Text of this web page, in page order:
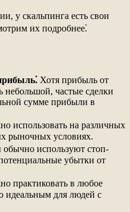
у скальпинга есть свои
их подробнее⁚
Хотя прибыль от
частые сделки
сумме прибыли в
использовать на различных
рыночных условиях.
обычно используют стоп-
убытки от
практиковать в любое
идеальным для людей с